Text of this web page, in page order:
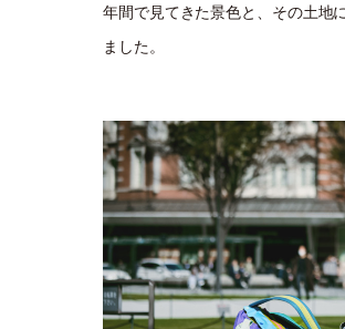
年間で見てきた景色と、その土地
ました。